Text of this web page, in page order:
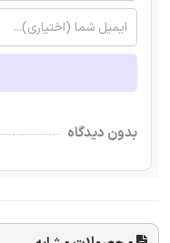
بدون دیدگاه